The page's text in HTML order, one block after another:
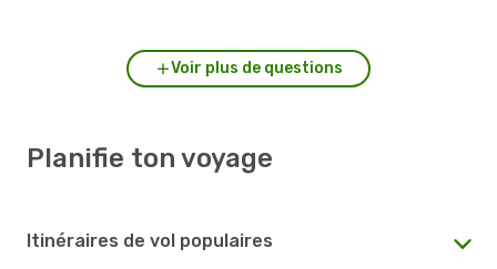
Voir plus de questions
Planifie ton voyage
Itinéraires de vol populaires